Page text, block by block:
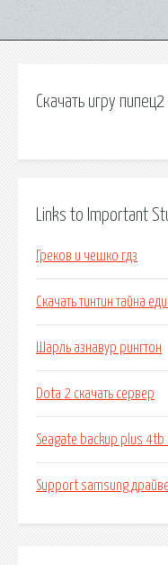
Скачать игру
Links to Important
Греков и чешко гдз
Скачать тинтин тайна
Шарль азнавур рингтон
Dota 2 скачать сервер
Seagate backup plus
Support samsung